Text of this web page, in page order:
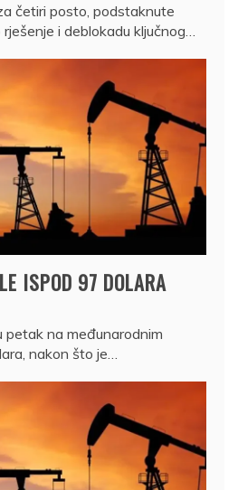
četiri posto, podstaknute
i deblokadu ključnog…
ISPOD 97 DOLARA
petak na međunarodnim
nakon što je…